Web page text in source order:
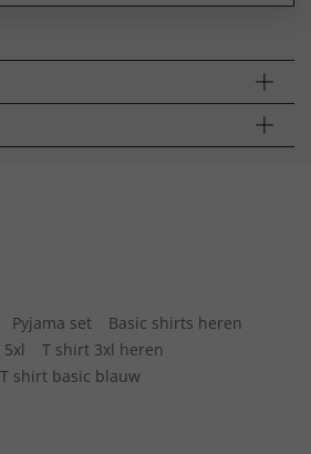
Pyjama set
Basic shirts heren
T shirt 3xl heren
T shirt basic blauw